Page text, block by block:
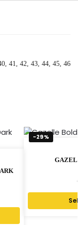
41, 42, 43, 44, 45, 46
-29%